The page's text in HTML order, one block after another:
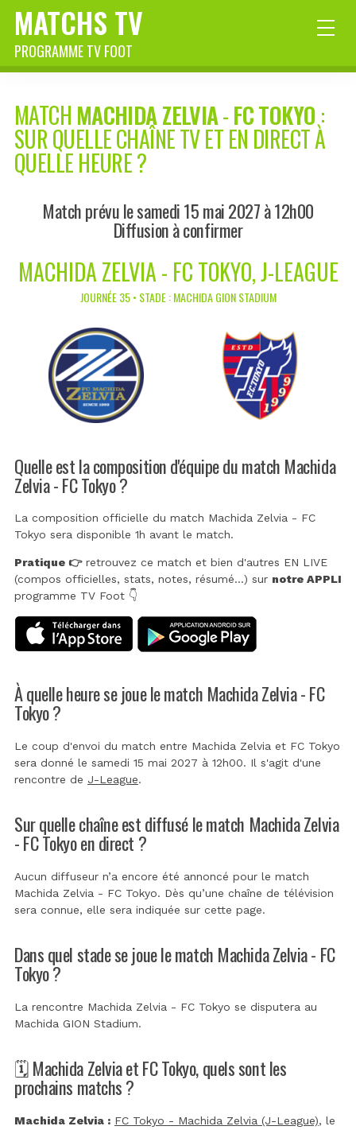
MATCHS TV
PROGRAMME TV FOOT
MATCH MACHIDA ZELVIA-FC TOKYO:
SUR QUELLE CHAÎNE TV ET EN DIRECT À
QUELLE HEURE ?
Match prévu le samedi 15 mai 2027 à 12h00
Diffusion à confirmer
MACHIDA ZELVIA - FC TOKYO, J-LEAGUE
JOURNÉE 35 • STADE : MACHIDA GION STADIUM
Quelle est la composition d'équipe du match Machida
Zelvia - FC Tokyo ?
La composition officielle du match Machida Zelvia - FC
Tokyo sera disponible 1h avant le match.
Pratique 👉retrouvez ce match et bien d'autres EN LIVE
(compos officielles, stats, notes, résumé...) sur notre APPLI
programme TV Foot 👇
À quelle heure se joue le match Machida Zelvia - FC
Tokyo ?
Le coup d'envoi du match entre Machida Zelvia et FC Tokyo
sera donné le samedi 15 mai 2027 à 12h00. Il s'agit d'une
rencontre de J-League.
Sur quelle chaîne est diffusé le match Machida Zelvia
- FC Tokyo en direct ?
Aucun diffuseur n’a encore été annoncé pour le match
Machida Zelvia - FC Tokyo. Dès qu’une chaîne de télévision
sera connue, elle sera indiquée sur cette page.
Dans quel stade se joue le match Machida Zelvia - FC
Tokyo ?
La rencontre Machida Zelvia - FC Tokyo se disputera au
Machida GION Stadium.
🗓️ Machida Zelvia et FC Tokyo, quels sont les
prochains matchs ?
Machida Zelvia : FC Tokyo - Machida Zelvia (J-League), le